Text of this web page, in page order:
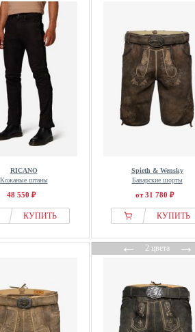
RICANO
Кожаные штаны
48 550 ₽
КУПИТЬ
Spieth & Wensky
Баварские шорты
от 31 780 ₽
КУПИТЬ
←2 цвета→